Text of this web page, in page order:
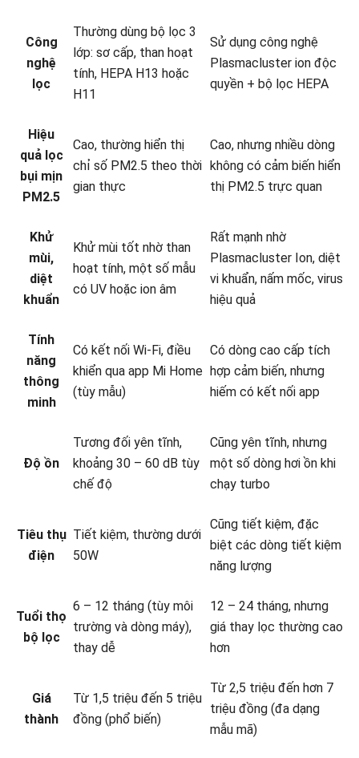
Công
nghệ
lọc
Thường dùng bộ lọc 3
lớp: sơ cấp, than hoạt
tính, HEPA H13 hoặc
H11
Sử dụng công nghệ
Plasmacluster ion độc
quyền + bộ lọc HEPA
Hiệu
quả lọc
bụi mịn
PM2.5
Cao, thường hiển thị
chỉ số PM2.5 theo thời
gian thực
Cao, nhưng nhiều dòng
không có cảm biến hiển
thị PM2.5 trực quan
Khử
mùi,
diệt
khuẩn
Khử mùi tốt nhờ than
hoạt tính, một số mẫu
có UV hoặc ion âm
Rất mạnh nhờ
Plasmacluster Ion, diệt
vi khuẩn, nấm mốc, virus
hiệu quả
Tính
năng
thông
minh
Có kết nối Wi-Fi, điều
khiển qua app Mi Home
(tùy mẫu)
Có dòng cao cấp tích
hợp cảm biến, nhưng
hiếm có kết nối app
Độ ồn
Tương đối yên tĩnh,
khoảng 30 – 60 dB tùy
chế độ
Cũng yên tĩnh, nhưng
một số dòng hơi ồn khi
chạy turbo
Tiêu thụ
điện
Tiết kiệm, thường dưới
50W
Cũng tiết kiệm, đặc
biệt các dòng tiết kiệm
năng lượng
Tuổi thọ
bộ lọc
6 – 12 tháng (tùy môi
trường và dòng máy),
thay dễ
12 – 24 tháng, nhưng
giá thay lọc thường cao
hơn
Giá
thành
Từ 1,5 triệu đến 5 triệu
đồng (phổ biến)
Từ 2,5 triệu đến hơn 7
triệu đồng (đa dạng
mẫu mã)